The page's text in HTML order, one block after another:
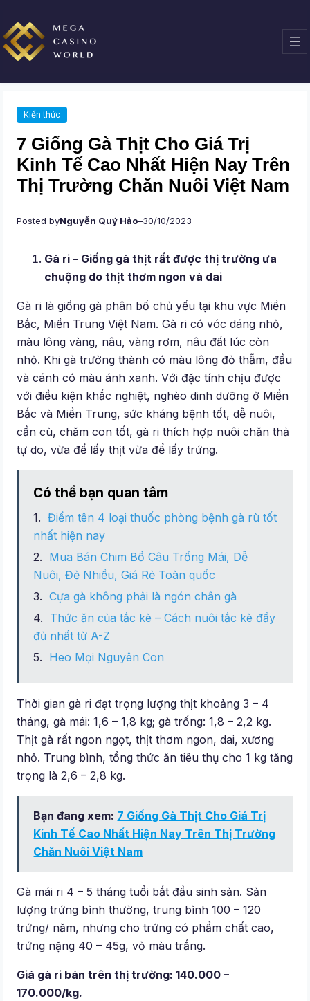
đến
phần
nội
dung
Kiến thức
7 Giống Gà Thịt Cho Giá Trị
Kinh Tế Cao Nhất Hiện Nay Trên
Thị Trường Chăn Nuôi Việt Nam
Posted byNguyễn Quý Hảo–30/10/2023
Gà ri – Giống gà thịt rất được thị trường ưa
chuộng do thịt thơm ngon và dai
Gà ri là giống gà phân bố chủ yếu tại khu vực Miền
Bắc, Miền Trung Việt Nam. Gà ri có vóc dáng nhỏ,
màu lông vàng, nâu, vàng rơm, nâu đất lúc còn
nhỏ. Khi gà trưởng thành có màu lông đỏ thẫm, đầu
và cánh có màu ánh xanh. Với đặc tính chịu được
với điều kiện khắc nghiệt, nghèo dinh dưỡng ở Miền
Bắc và Miền Trung, sức kháng bệnh tốt, dễ nuôi,
cần cù, chăm con tốt, gà ri thích hợp nuôi chăn thả
tự do, vừa để lấy thịt vừa để lấy trứng.
Có thể bạn quan tâm
Điểm tên 4 loại thuốc phòng bệnh gà rù tốt
nhất hiện nay
Mua Bán Chim Bồ Câu Trống Mái, Dễ
Nuôi, Đẻ Nhiều, Giá Rẻ Toàn quốc
Cựa gà không phải là ngón chân gà
Thức ăn của tắc kè – Cách nuôi tắc kè đầy
đủ nhất từ A-Z
Heo Mọi Nguyên Con
Thời gian gà ri đạt trọng lượng thịt khoảng 3 – 4
tháng, gà mái: 1,6 – 1,8 kg; gà trống: 1,8 – 2,2 kg.
Thịt gà rất ngon ngọt, thịt thơm ngon, dai, xương
nhỏ. Trung bình, tổng thức ăn tiêu thụ cho 1 kg tăng
trọng là 2,6 – 2,8 kg.
Bạn đang xem: 7 Giống Gà Thịt Cho Giá Trị
Kinh Tế Cao Nhất Hiện Nay Trên Thị Trường
Chăn Nuôi Việt Nam
Gà mái ri 4 – 5 tháng tuổi bắt đầu sinh sản. Sản
lượng trứng bình thường, trung bình 100 – 120
trứng/ năm, nhưng cho trứng có phẩm chất cao,
trứng nặng 40 – 45g, vỏ màu trắng.
Giá gà ri bán trên thị trường: 140.000 –
170.000/kg.